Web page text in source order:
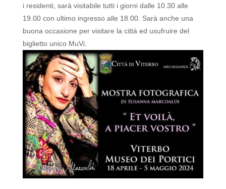
i residenti, sarà visitabile tutti i giorni dalle 10.30 alle
19.00 con ultimo ingresso alle 18.00. Sarà anche una
buona occasione per visitare la città ed usufruire del
biglietto unico MuVi.